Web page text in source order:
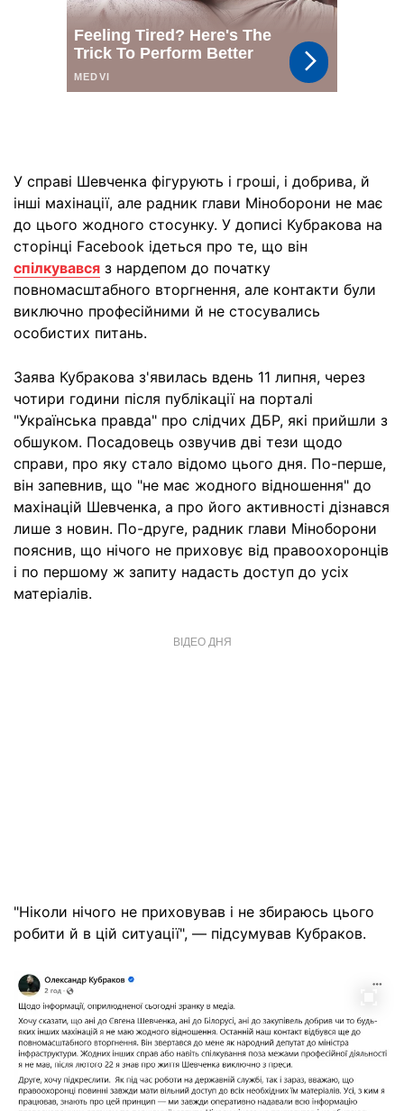
У справі Шевченка фігурують і гроші, і добрива, й
інші махінації, але радник глави Міноборони не має
до цього жодного стосунку. У дописі Кубракова на
сторінці Facebook ідеться про те, що він
спілкувався з нардепом до початку
повномасштабного вторгнення, але контакти були
виключно професійними й не стосувались
особистих питань.
Заява Кубракова з'явилась вдень 11 липня, через
чотири години після публікації на порталі
"Українська правда" про слідчих ДБР, які прийшли з
обшуком. Посадовець озвучив дві тези щодо
справи, про яку стало відомо цього дня. По-перше,
він запевнив, що "не має жодного відношення" до
махінацій Шевченка, а про його активності дізнався
лише з новин. По-друге, радник глави Міноборони
пояснив, що нічого не приховує від правоохоронців
і по першому ж запиту надасть доступ до усіх
матеріалів.
ВІДЕО ДНЯ
"Ніколи нічого не приховував і не збираюсь цього
робити й в цій ситуації", — підсумував Кубраков.